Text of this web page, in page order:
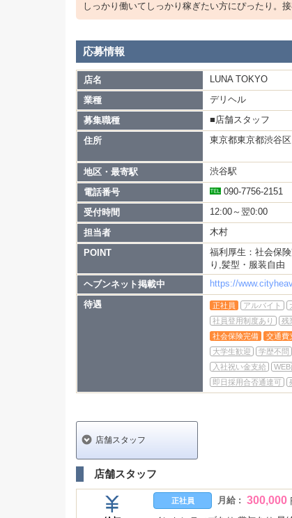
しっかり働いてしっかり稼ぎたい方にぴったり。
応募情報
店名
LUNA TOKYO
業種
デリヘル
募集職種
■店舗スタッフ
住所
東京都東京都渋谷区
地区・最寄駅
渋谷駅
電話番号
090-7756-2151
受付時間
12:00～翌0:00
担当者
木村
POINT
福利厚生：社会保
り,髪型・服装自由
ヘブンネット掲載中
https://
待遇
正社員 アルバイト
社員登用制度あり
残
社会保険完備
交通費
大学生歓迎
学歴不問
入社祝い金支給
即日採用合否通達可
店舗スタッフ
店舗スタッフ
正社員 月給 : 300,000